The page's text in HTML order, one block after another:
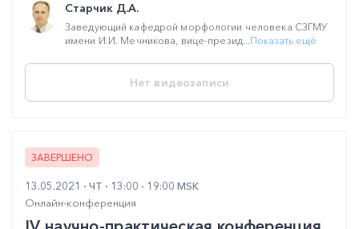
Старчик Д.А.
Заведующий кафедрой морфологии человека СЗГМУ
имени И.И. Мечникова, вице-презид...Показать ещё
Нет видеозаписи
ЗАВЕРШЕНО
13.05.2021 ЧТ
13:00 - 19:00 MSK
Онлайн-конференция